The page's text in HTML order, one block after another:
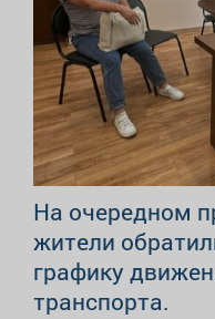
На очередном
жители
графику
транспорта.